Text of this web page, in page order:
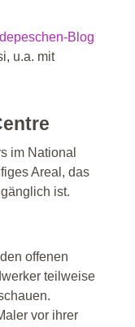
Blog
u.a. mit
im National
Areal, das
ist.
offenen
teilweise
vor ihrer